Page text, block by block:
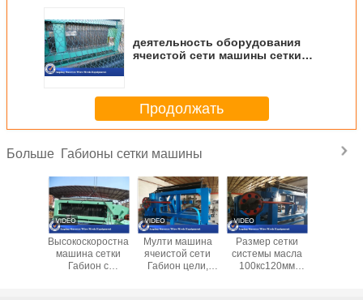
деятельность оборудования
ячеистой сети машины сетки
Продолжать
Больше Габионы сетки машины
Высокоскоростная
машина сетки
Габион с
Мулти машина
ячеистой сети
Габион цели,
Размер сетки
системы масла
100кс120мм